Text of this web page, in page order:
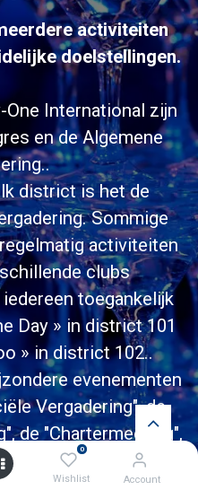
0
Wishlist Account
activiteiten
doelstellingen.
One International zijn
en de Algemene
district is het de
Sommige
activiteiten
clubs
toegankelijk
Day » in district 101
» in district 102..
evenementen
Vergadering", de
de "Chartermeeting",
en feestelijke